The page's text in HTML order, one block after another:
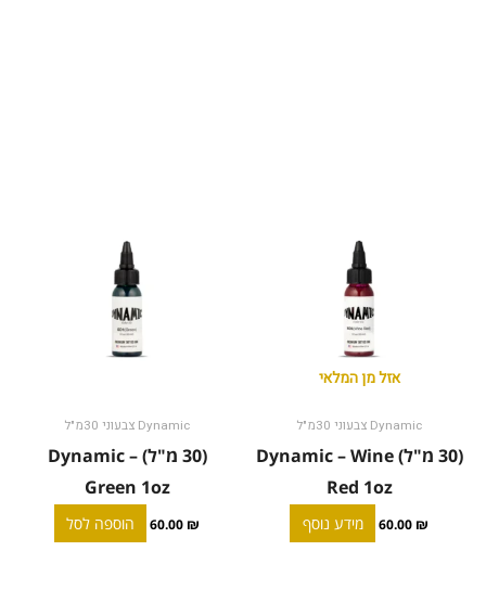
אזל מן המלאי
Dynamic צבעוני 30מ"ל
(30 מ"ל) Dynamic – Wine
Red 1oz
60.00 ₪ מידע נוסף
Dynamic צבעוני 30מ"ל
(30 מ"ל) Dynamic –
Green 1oz
60.00 ₪ הוספה לסל